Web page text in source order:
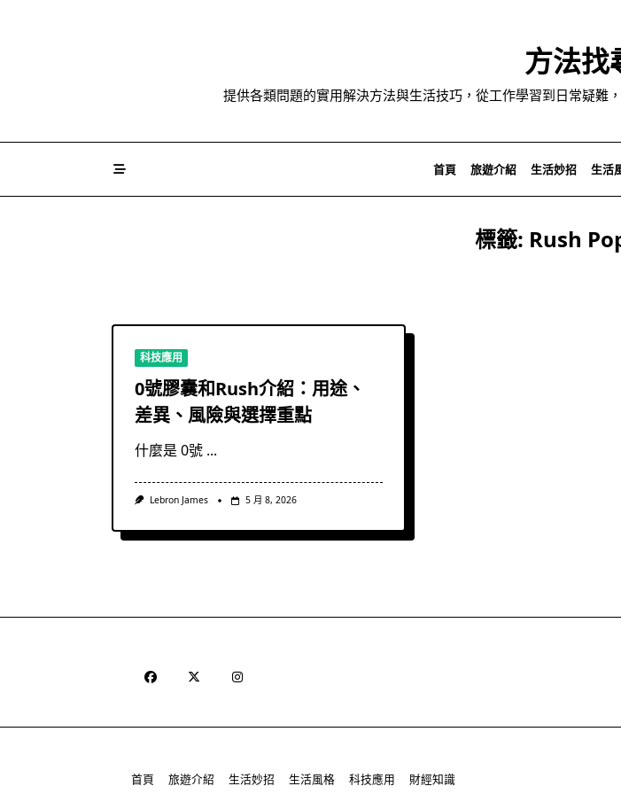
方法找
提供各類問題的實用解決方法與生活技巧，從工作學習到日常疑難
首頁 旅遊介紹 生活妙招 生活
標籤: Rush
科技應用
0號膠囊和Rush介紹：用途、
差異、風險與選擇重點
什麼是 0號 ...
Lebron James 5 月 8, 2026
首頁 旅遊介紹 生活妙招 生活風格 科技應用 財經知識